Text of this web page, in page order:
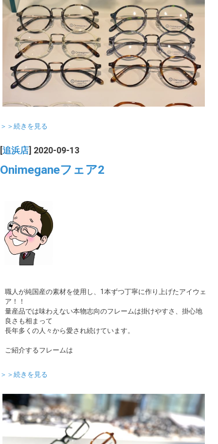
＞＞続きを見る
追浜店 ] 2020-09-13
Onimeganeフェア2
職人が純国産の素材を使用し、1本ずつ丁寧に作り上げたアイウェ
ア！！
量産品では味わえない本物志向のフレームは掛けやすさ、掛心地
良さも相まって
長年多くの人々から愛され続けています。
ご紹介するフレームは
＞＞続きを見る